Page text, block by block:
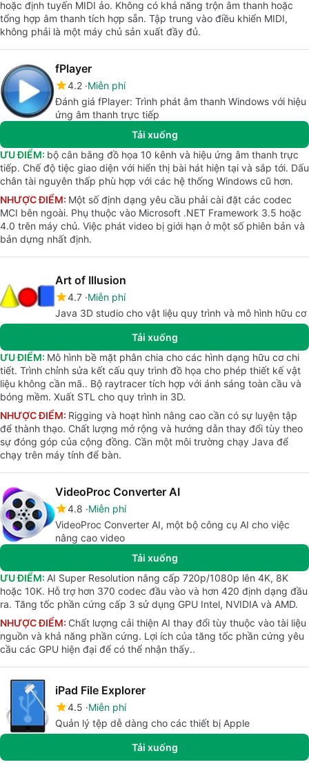
hoặc định tuyến MIDI ảo. Không có khả năng trộn âm thanh hoặc
tổng hợp âm thanh tích hợp sẵn. Tập trung vào điều khiển MIDI,
không phải là một máy chủ sản xuất đầy đủ.
fPlayer
4.2 Miễn phí
Đánh giá fPlayer: Trình phát âm thanh Windows với hiệu
ứng âm thanh trực tiếp
Tải xuống
ƯU ĐIỂM: bộ cân bằng đồ họa 10 kênh và hiệu ứng âm thanh trực
tiếp. Chế độ tiệc giao diện với hiển thị bài hát hiện tại và sắp tới. Dấu
chân tài nguyên thấp phù hợp với các hệ thống Windows cũ hơn.
NHƯỢC ĐIỂM: Một số định dạng yêu cầu phải cài đặt các codec
MCI bên ngoài. Phụ thuộc vào Microsoft .NET Framework 3.5 hoặc
4.0 trên máy chủ. Việc phát video bị giới hạn ở một số phiên bản và
bản dựng nhất định.
Art of Illusion
4.7 Miễn phí
Java 3D studio cho vật liệu quy trình và mô hình hữu cơ
Tải xuống
ƯU ĐIỂM: Mô hình bề mặt phân chia cho các hình dạng hữu cơ chi
tiết. Trình chỉnh sửa kết cấu quy trình đồ họa cho phép thiết kế vật
liệu không cần mã.. Bộ raytracer tích hợp với ánh sáng toàn cầu và
bóng mềm. Xuất STL cho quy trình in 3D.
NHƯỢC ĐIỂM: Rigging và hoạt hình nâng cao cần có sự luyện tập
để thành thạo. Chất lượng mở rộng và hướng dẫn thay đổi tùy theo
sự đóng góp của cộng đồng. Cần một môi trường chạy Java để
chạy trên máy tính để bàn.
VideoProc Converter AI
4.8 Miễn phí
VideoProc Converter AI, một bộ công cụ AI cho việc
nâng cao video
Tải xuống
ƯU ĐIỂM: AI Super Resolution nâng cấp 720p/1080p lên 4K, 8K
hoặc 10K. Hỗ trợ hơn 370 codec đầu vào và hơn 420 định dạng đầu
ra. Tăng tốc phần cứng cấp 3 sử dụng GPU Intel, NVIDIA và AMD.
NHƯỢC ĐIỂM: Chất lượng cải thiện AI thay đổi tùy thuộc vào tài liệu
nguồn và khả năng phần cứng. Lợi ích của tăng tốc phần cứng yêu
cầu các GPU hiện đại để có thể nhận thấy..
iPad File Explorer
4.5 Miễn phí
Quản lý tệp dễ dàng cho các thiết bị Apple
Tải xuống